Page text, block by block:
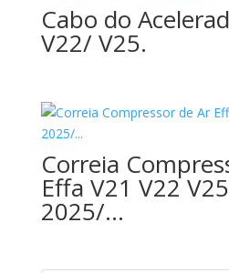
Cabo do
V22/ V25.
Correia
Effa V21 V22
2025/…